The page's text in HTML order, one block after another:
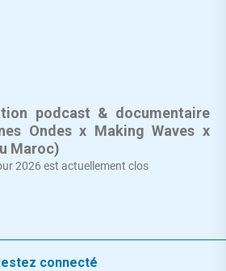
podcast & documentaire
Ondes x Making Waves x
Maroc)
2026 est actuellement clos
connecté